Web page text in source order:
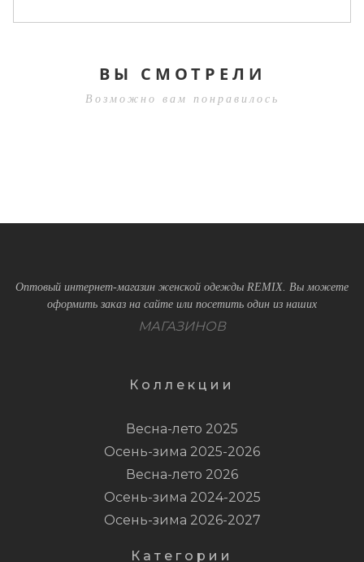
ВЫ СМОТРЕЛИ
Возможно вам понравилось
Оптовый интернет-магазин женской одежды REMIX. Вы можете
оформить заказ на сайте или посетить один из наших
МАГАЗИНОВ
Коллекции
Весна-лето 2025
Осень-зима 2025-2026
Весна-лето 2026
Осень-зима 2024-2025
Осень-зима 2026-2027
Категории